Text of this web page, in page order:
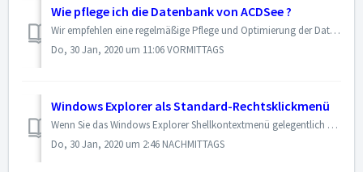
Wie pflege ich die Datenbank von ACDSee ?
Wir empfehlen eine regelmäßige Pflege und Optimierung der Datenbank um Festplattenspeicher zu sparen, nicht gebrauchte und überflüssige Informationen zu entf...
Do, 30 Jan, 2020 um 11:06 VORMITTAGS
Windows Explorer als Standard-Rechtsklickmenü
Wenn Sie das Windows Explorer Shellkontextmenü gelegentlich nutzen wollen, wenn Sie in ACDSee auf eine Miniaturansicht rechtsklicken, dann können Sie die Ums...
Do, 30 Jan, 2020 um 2:46 NACHMITTAGS